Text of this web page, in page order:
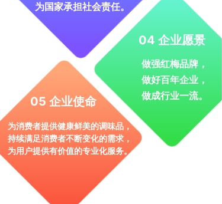
为消费者提供健康鲜美的调味品，
持续满足消费者不断变化的需求，
为用户提供有价值的专业化服务。
05 企业使命
为国家承担社会责任。
04 企业愿景
做强红梅品牌，
做好百年企业，
做成行业一流。